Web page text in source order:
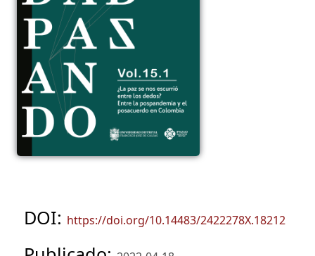
DOI: https://doi.org/10.14483/2422278X.18212